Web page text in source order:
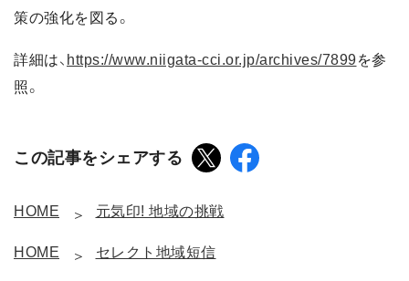
策の強化を図る。
詳細は、 https://www.niigata-cci.or.jp/archives/7899を参
照。
この記事をシェアする
HOME 元気印! 地域の挑戦
HOME セレクト地域短信